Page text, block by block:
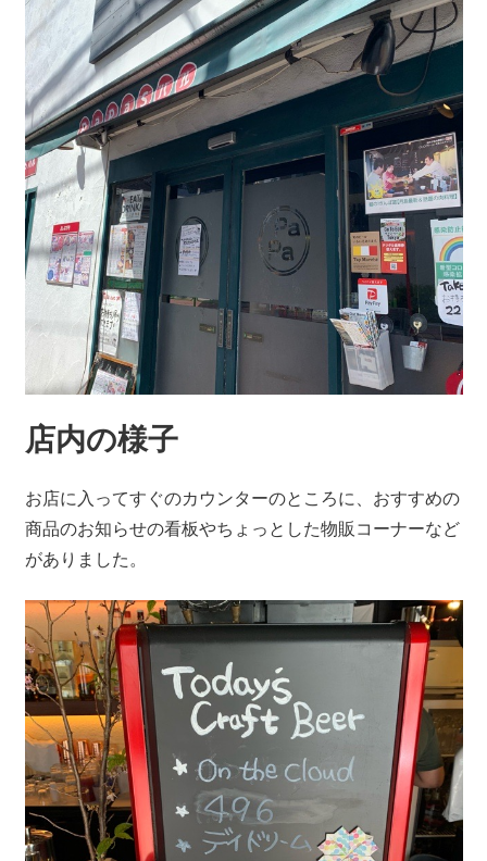
店内の様子
お店に入ってすぐのカウンターのところに、おすすめの
商品のお知らせの看板やちょっとした物販コーナーなど
がありました。